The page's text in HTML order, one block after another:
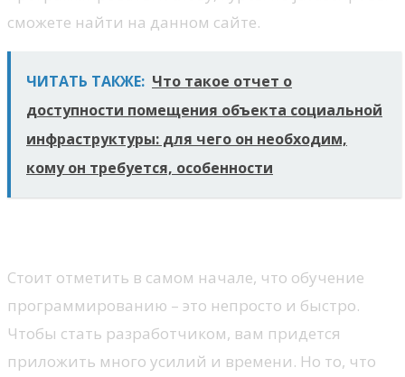
сможете найти на данном сайте.
ЧИТАТЬ ТАКЖЕ: Что такое отчет о
доступности помещения объекта социальной
инфраструктуры: для чего он необходим,
кому он требуется, особенности
Стоит отметить в самом начале, что обучение
программированию – это непросто и быстро.
Чтобы стать разработчиком, вам придется
приложить много усилий и времени. Но то, что